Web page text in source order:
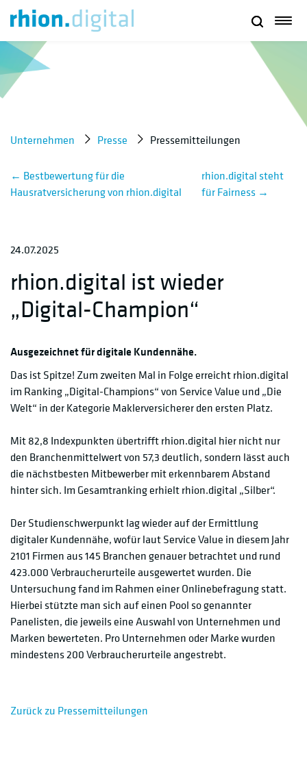
Unternehmen Presse Pressemitteilungen
← Bestbewertung für die
Hausratversicherung von rhion.digital
rhion.digital steht
für Fairness →
24.07.2025
rhion.digital ist wieder
„Digital-Champion“
Ausgezeichnet für digitale Kundennähe.
Das ist Spitze! Zum zweiten Mal in Folge erreicht rhion.digital
im Ranking „Digital-Champions“ von Service Value und „Die
Welt“ in der Kategorie Maklerversicherer den ersten Platz.
Mit 82,8 Indexpunkten übertrifft rhion.digital hier nicht nur
den Branchenmittelwert von 57,3 deutlich, sondern lässt auch
die nächstbesten Mitbewerber mit erkennbarem Abstand
hinter sich. Im Gesamtranking erhielt rhion.digital „Silber“.
Der Studienschwerpunkt lag wieder auf der Ermittlung
digitaler Kundennähe, wofür laut Service Value in diesem Jahr
2101 Firmen aus 145 Branchen genauer betrachtet und rund
423.000 Verbraucherurteile ausgewertet wurden. Die
Untersuchung fand im Rahmen einer Onlinebefragung statt.
Hierbei stützte man sich auf einen Pool so genannter
Panelisten, die jeweils eine Auswahl von Unternehmen und
Marken bewerteten. Pro Unternehmen oder Marke wurden
mindestens 200 Verbraucherurteile angestrebt.
Zurück zu Pressemitteilungen